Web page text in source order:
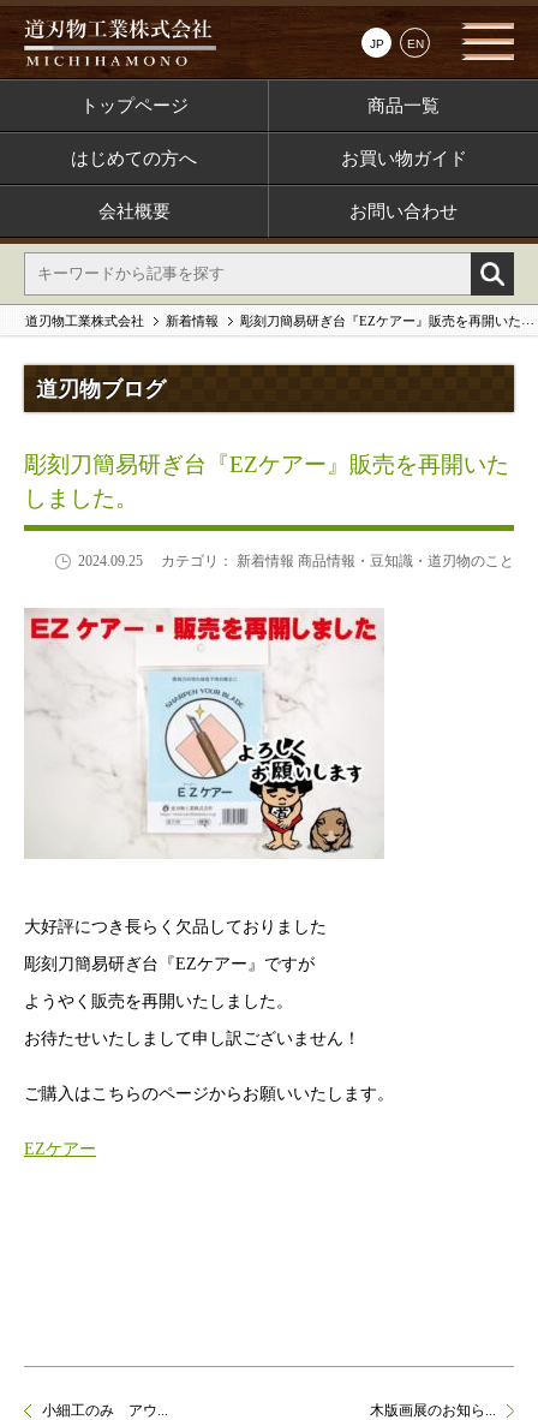
JP EN
トップページ 商品一覧
はじめての方へ お買い物ガイド
会社概要 お問い合わせ
道刃物工業株式会社 新着情報 彫刻刀簡易研ぎ台『EZケアー』販売を再開いたしました。
道刃物ブログ
彫刻刀簡易研ぎ台『EZケアー』販売を再開いた
しました。
2024.09.25 カテゴリ： 新着情報 商品情報・豆知識・道刃物のこと
大好評につき長らく欠品しておりました
彫刻刀簡易研ぎ台『EZケアー』ですが
ようやく販売を再開いたしました。
お待たせいたしまして申し訳ございません！
ご購入はこちらのページからお願いいたします。
EZケアー
小細工のみ アウ... 木版画展のお知ら...